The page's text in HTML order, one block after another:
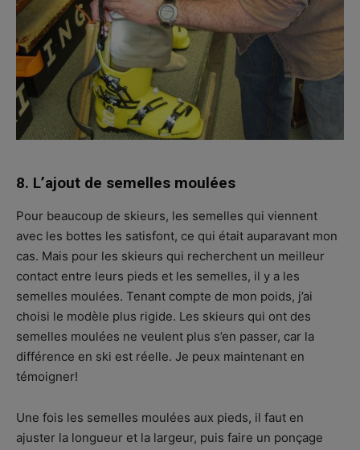
8. L’ajout de semelles moulées
Pour beaucoup de skieurs, les semelles qui viennent
avec les bottes les satisfont, ce qui était auparavant mon
cas. Mais pour les skieurs qui recherchent un meilleur
contact entre leurs pieds et les semelles, il y a les
semelles moulées. Tenant compte de mon poids, j’ai
choisi le modèle plus rigide. Les skieurs qui ont des
semelles moulées ne veulent plus s’en passer, car la
différence en ski est réelle. Je peux maintenant en
témoigner!
Une fois les semelles moulées aux pieds, il faut en
ajuster la longueur et la largeur, puis faire un ponçage